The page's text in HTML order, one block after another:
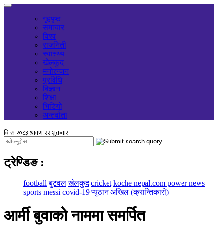
गृहपृष्ठ
समाचार
विश्व
राजनिती
स्वास्थ्य
खेलकुद
मनोरन्जन
प्रविधि
विज्ञान
शिक्षा
भिडियो
अन्तर्वाता
ट्रेण्डिङ :
football बुटवल खेलकुद cricket koche nepal.com power news
sports messi covid-19 प्युठान अखिल (क्रान्तिकारी)
आर्मी बुवाको नाममा समर्पित